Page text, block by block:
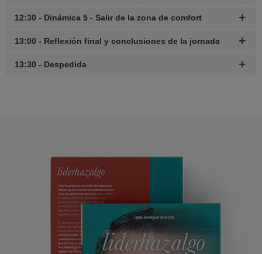
12:30 - Dinámica 5 - Salir de la zona de comfort
13:00 - Reflexión final y conclusiones de la jornada
13:30 - Despedida